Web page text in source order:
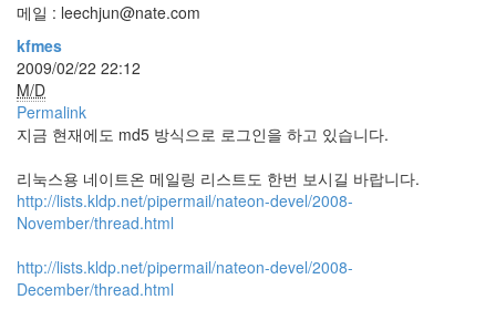
메일 : leechjun@nate.com
kfmes
2009/02/22 22:12
M/D
Permalink
지금 현재에도 md5 방식으로 로그인을 하고 있습니다.
리눅스용 네이트온 메일링 리스트도 한번 보시길 바랍니다.
http://lists.kldp.net/pipermail/nateon-devel/2008-
November/thread.html
http://lists.kldp.net/pipermail/nateon-devel/2008-
December/thread.html
264
blog
40
재
미
25
9
음
악
코
드